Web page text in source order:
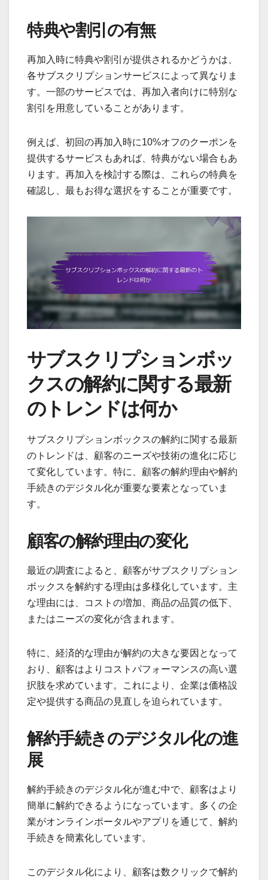
特典や割引の有無
再加入時に特典や割引が提供されるかどうかは、
各サブスクリプションサービスによって異なりま
す。一部のサービスでは、再加入者向けに特別な
割引を用意していることがあります。
例えば、初回の再加入時に10%オフのクーポンを
提供するサービスもあれば、特典がない場合もあ
ります。再加入を検討する際は、これらの特典を
確認し、最もお得な選択をすることが重要です。
サブスクリプションボッ
クスの解約に関する最新
のトレンドは何か
サブスクリプションボックスの解約に関する最新
のトレンドは、顧客のニーズや技術の進化に応じ
て変化しています。特に、顧客の解約理由や解約
手続きのデジタル化が重要な要素となっていま
す。
顧客の解約理由の変化
最近の調査によると、顧客がサブスクリプション
ボックスを解約する理由は多様化しています。主
な理由には、コストの増加、商品の品質の低下、
またはニーズの変化が含まれます。
特に、経済的な理由が解約の大きな要因となって
おり、顧客はよりコストパフォーマンスの高い選
択肢を求めています。これにより、企業は価格設
定や提供する商品の見直しを迫られています。
解約手続きのデジタル化の進
展
解約手続きのデジタル化が進む中で、顧客はより
簡単に解約できるようになっています。多くの企
業がオンラインポータルやアプリを通じて、解約
手続きを簡素化しています。
このデジタル化により、顧客は数クリックで解約